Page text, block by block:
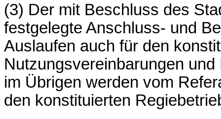
(3) Der mit Beschluss des
festgelegte Anschluss- und
Auslaufen auch für den
Nutzungsvereinbarungen
im Übrigen werden vom
den konstituierten